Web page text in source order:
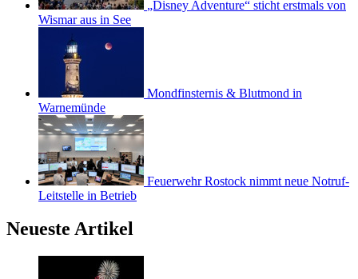
„Disney Adventure“ sticht erstmals von
Wismar aus in See
Mondfinsternis & Blutmond in
Warnemünde
Feuerwehr Rostock nimmt neue Notruf-
Leitstelle in Betrieb
Neueste Artikel